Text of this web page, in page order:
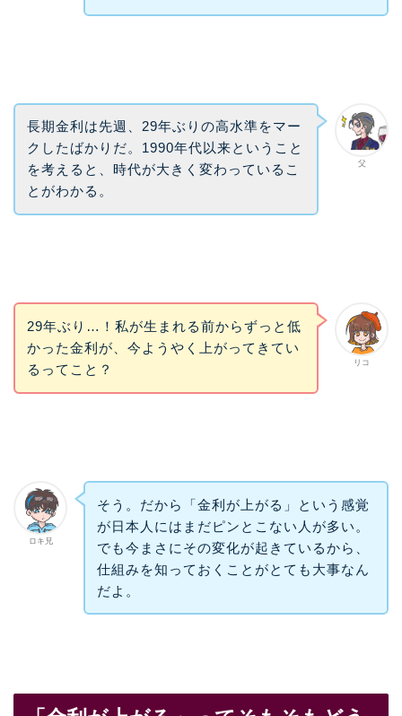
父
長期金利は先週、29年ぶりの高水準をマー
クしたばかりだ。1990年代以来ということ
を考えると、時代が大きく変わっているこ
とがわかる。
リコ
29年ぶり…！私が生まれる前からずっと低
かった金利が、今ようやく上がってきてい
るってこと？
ロキ兄
そう。だから「金利が上がる」という感覚
が日本人にはまだピンとこない人が多い。
でも今まさにその変化が起きているから、
仕組みを知っておくことがとても大事なん
だよ。